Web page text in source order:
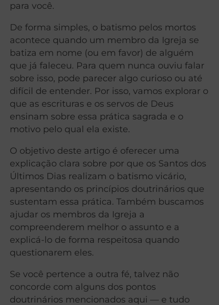
para você.
De forma simples, o batismo pelos mortos
acontece quando um membro da Igreja se
batiza em nome (ou em favor) de alguém
que já faleceu. Para quem nunca ouviu falar
sobre isso, pode parecer algo curioso ou até
difícil de entender. Por isso, vamos explorar o
que as escrituras e os servos de Deus
ensinam sobre essa prática sagrada e o
motivo pelo qual ela existe.
O objetivo deste artigo é oferecer uma
explicação clara sobre por que os Santos dos
Últimos Dias realizam o batismo vicário,
apresentando os princípios doutrinários que
sustentam essa prática. Também buscamos
ajudar os membros da Igreja a
compreenderem melhor o assunto e a
explicá-lo de forma respeitosa quando
questionarem eles.
Se você pertence a outra fé, talvez não
concorde com alguns dos pontos
doutrinários mencionados aqui — e tudo